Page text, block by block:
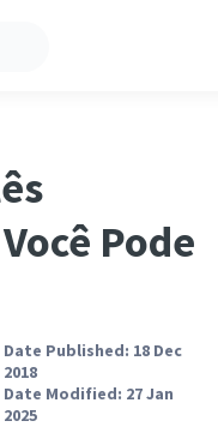
Pode
Date Published: 18 Dec
2018
Date Modified: 27 Jan
2025